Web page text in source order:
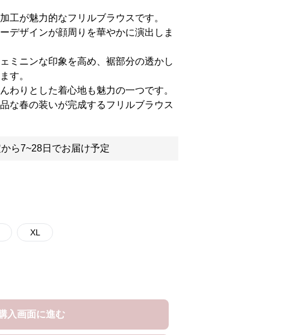
工が魅力的なフリルブラウスです。
デザインが顔周りを華やかに演出しま
ミニンな印象を高め、裾部分の透かし
す。
わりとした着心地も魅力の一つです。
な春の装いが完成するフリルブラウス
ら7~28日でお届け予定
XL
入画面に進む